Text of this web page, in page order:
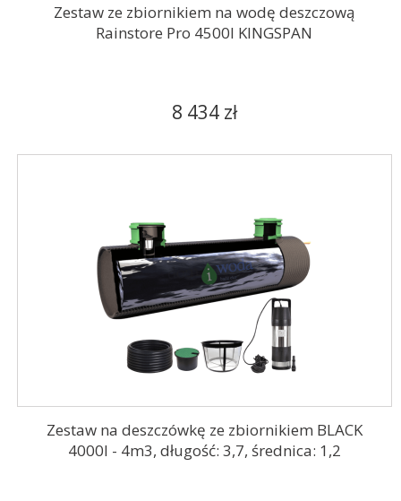
Zestaw ze zbiornikiem na wodę deszczową
Rainstore Pro 4500l KINGSPAN
8 434 zł
Zestaw na deszczówkę ze zbiornikiem BLACK
4000l - 4m3, długość: 3,7, średnica: 1,2